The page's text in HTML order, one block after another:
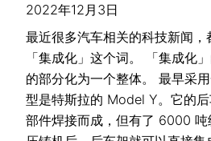
2022年12月3日
最近很多汽车相关的科技新闻，
「集成化」这个词。 「集成化
的部分化为一个整体。 最早采
型是特斯拉的 Model Y。它的
部件焊接而成，但有了 6000